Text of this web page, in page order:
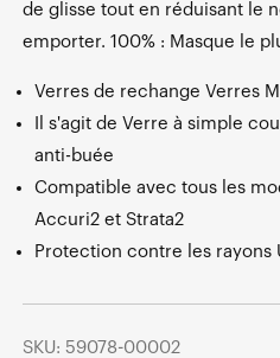
de glisse tout en réduisant le
emporter. 100% : Masque le
Verres de rechange Verres
Il s'agit de Verre à simple
anti-buée
Compatible avec tous les
Accuri2 et Strata2
Protection contre les rayons
SKU: 59078-00002